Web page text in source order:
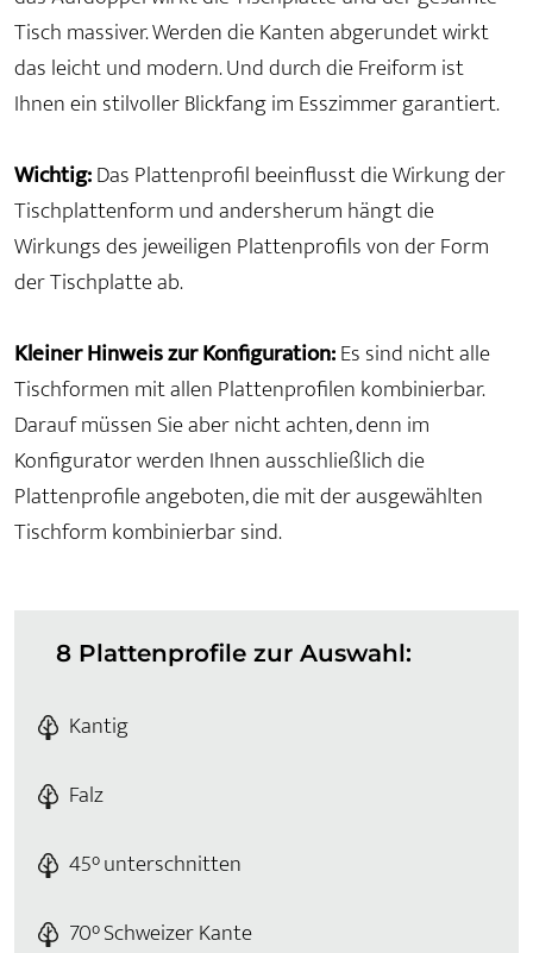
Tisch massiver. Werden die Kanten abgerundet wirkt
das leicht und modern. Und durch die Freiform ist
Ihnen ein stilvoller Blickfang im Esszimmer garantiert.
Wichtig:Das Plattenprofil beeinflusst die Wirkung der
Tischplattenform und andersherum hängt die
Wirkungs des jeweiligen Plattenprofils von der Form
der Tischplatte ab.
Kleiner Hinweis zur Konfiguration:Es sind nicht alle
Tischformen mit allen Plattenprofilen kombinierbar.
Darauf müssen Sie aber nicht achten, denn im
Konfigurator werden Ihnen ausschließlich die
Plattenprofile angeboten, die mit der ausgewählten
Tischform kombinierbar sind.
8 Plattenprofile zur Auswahl:
Kantig
Falz
45° unterschnitten
70° Schweizer Kante